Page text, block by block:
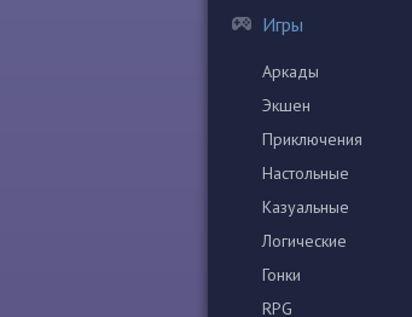
Игры
Аркады
Экшен
Приключения
Настольные
Казуальные
Логические
Гонки
RPG